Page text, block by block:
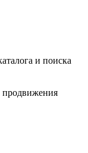
и поиска
продвижения